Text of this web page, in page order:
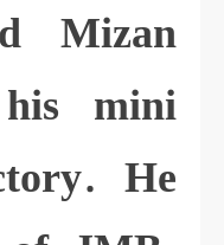
Mizan
mini
He